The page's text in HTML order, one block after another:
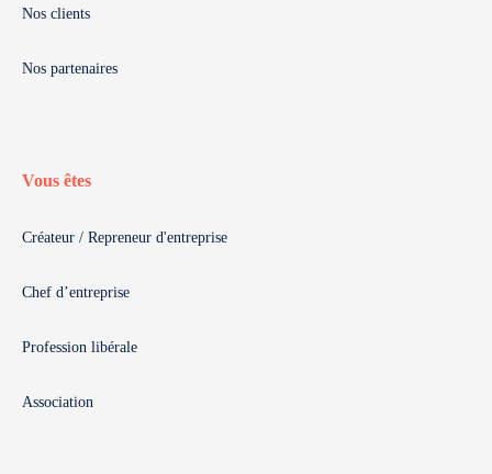
Nos clients
Nos partenaires
Vous êtes
Créateur / Repreneur d'entreprise
Chef d’entreprise
Profession libérale
Association